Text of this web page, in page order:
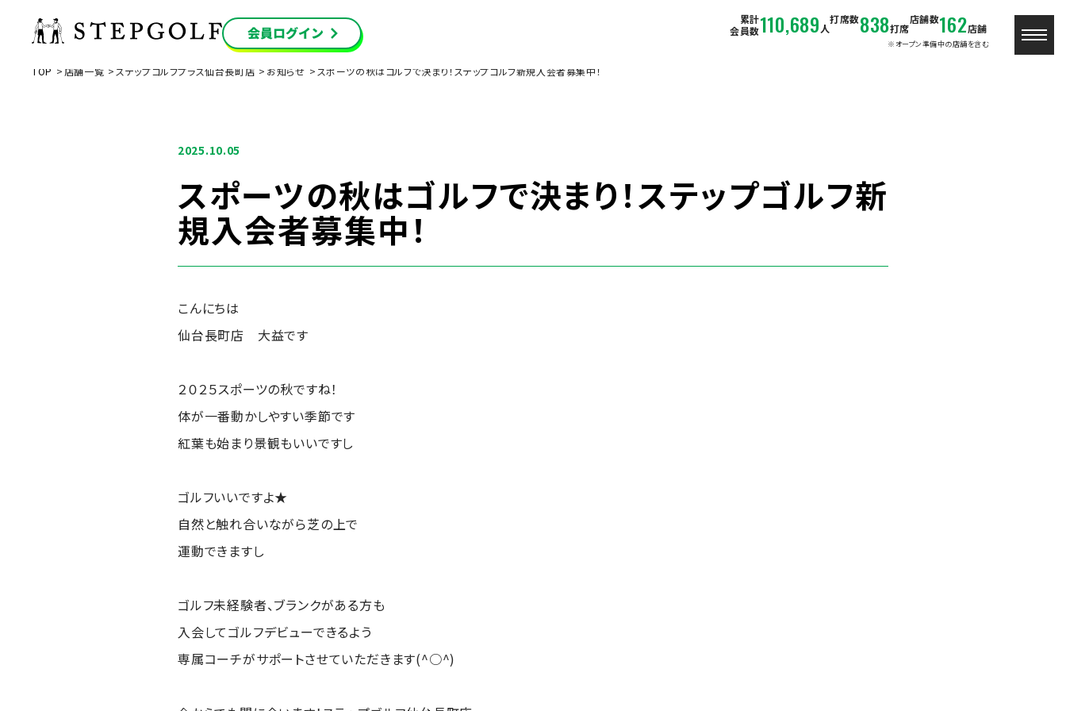
累計
会員数110,689 人
打席数838打席
店舗数162店舗
※オープン準備中の店舗を含む
TOP 店舗一覧 ステップゴルフプラス仙台長町店 お知らせ スポーツの秋はゴルフで決まり！ステップゴルフ新規入会者募集中！
2025.10.05
スポーツの秋はゴルフで決まり！ステップゴルフ新
規入会者募集中！
こんにちは
仙台長町店 大益です
２０２５スポーツの秋ですね！
体が一番動かしやすい季節です
紅葉も始まり景観もいいですし
ゴルフいいですよ★
自然と触れ合いながら芝の上で
運動できますし
ゴルフ未経験者、ブランクがある方も
入会してゴルフデビューできるよう
専属コーチがサポートさせていただきます(^○^)